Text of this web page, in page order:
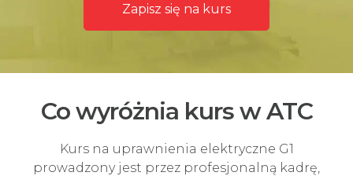
Zapisz się na kurs
Co wyróżnia kurs w ATC
Kurs na uprawnienia elektryczne G1
prowadzony jest przez profesjonalną kadrę,